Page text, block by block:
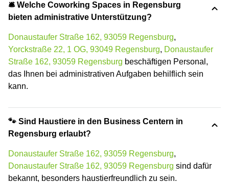
🛎 Welche Coworking Spaces in Regensburg
bieten administrative Unterstützung?
Donaustaufer Straße 162, 93059 Regensburg,
Yorckstraße 22, 1 OG, 93049 Regensburg, Donaustaufer
Straße 162, 93059 Regensburg beschäftigen Personal,
das Ihnen bei administrativen Aufgaben behilflich sein
kann.
🐾 Sind Haustiere in den Business Centern in
Regensburg erlaubt?
Donaustaufer Straße 162, 93059 Regensburg,
Donaustaufer Straße 162, 93059 Regensburg sind dafür
bekannt, besonders haustierfreundlich zu sein.